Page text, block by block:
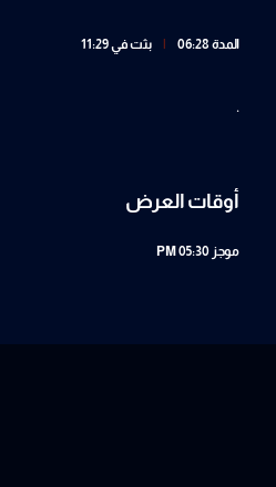
المدة 06:28 بثت في 11:29
.
أوقات العرض
موجز 05:30 PM